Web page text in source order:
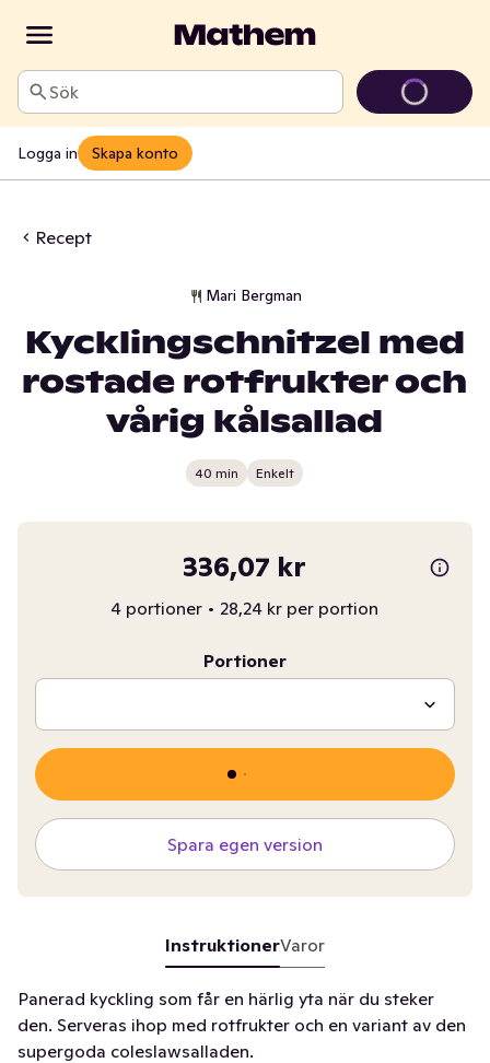
Sök
Logga in Skapa konto
Recept
Mari Bergman
Kycklingschnitzel med
rostade rotfrukter och
vårig kålsallad
40 min Enkelt
336,07 kr
4 portioner • 28,24 kr per portion
Portioner
Spara egen version
InstruktionerVaror
Panerad kyckling som får en härlig yta när du steker
den. Serveras ihop med rotfrukter och en variant av den
supergoda coleslawsalladen.